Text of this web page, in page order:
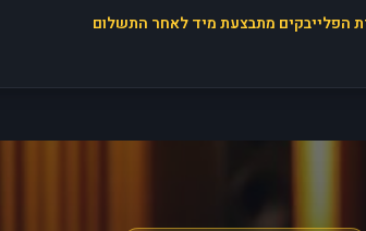
הפלייבקים מתבצעת מיד לאחר התשלום